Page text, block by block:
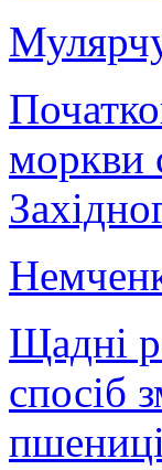
моркви
Щадні
спосіб
пшениці